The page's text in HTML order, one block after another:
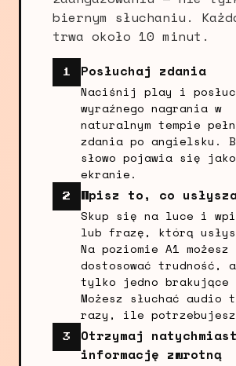
biernym słuchaniu.
trwa około 10 minut.
1 Posłuchaj zdania
Naciśnij play i
wyraźnego nagrania w
naturalnym tempie
zdania po angielsku.
słowo pojawia się
ekranie.
2 Wpisz to, co
Skup się na luce i
lub frazę, którą
Na poziomie A1 możesz
dostosować trudność,
tylko jedno brakujące
Możesz słuchać audio
razy, ile
3
Otrzymaj
informację zwrotną